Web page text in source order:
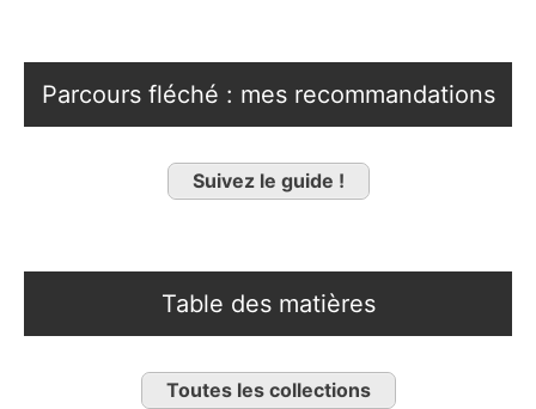
Parcours fléché : mes recommandations
Suivez le guide !
Table des matières
Toutes les collections